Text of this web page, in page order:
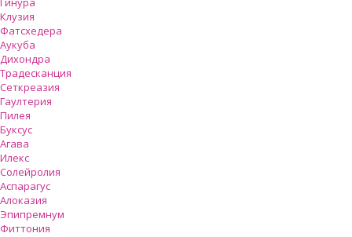
Клузия
Фатсхедера
Аукуба
Дихондра
Традесканция
Сеткреазия
Гаултерия
Пилея
Буксус
Агава
Илекс
Солейролия
Аспарагус
Алоказия
Эпипремнум
Фиттония